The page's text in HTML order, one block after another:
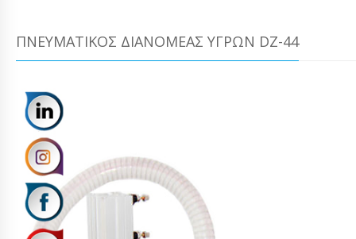
ΠΝΕΥΜΑΤΙΚΌΣ ΔΙΑΝΟΜΈΑΣ ΥΓΡΏΝ DZ-44